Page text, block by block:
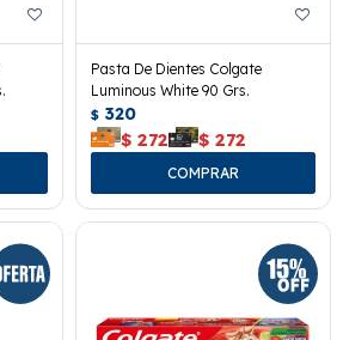
Pasta De Dientes Colgate
Luminous White 90 Grs.
$ 320
$ 272 $ 272